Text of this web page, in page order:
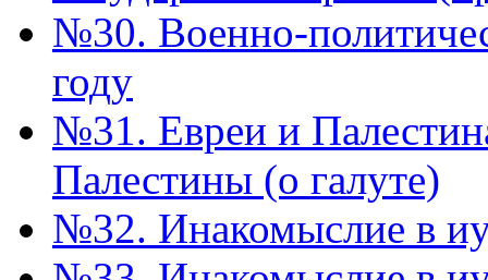
№30. Военно-
году
№31. Евреи и
Палестины (о галуте)
№32. Инакомыслие в